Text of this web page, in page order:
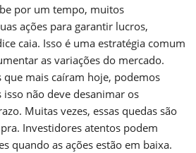
por um tempo, muitos
ações para garantir lucros,
caia. Isso é uma estratégia comum
as variações do mercado.
que mais caíram hoje, podemos
isso não deve desanimar os
Muitas vezes, essas quedas são
Investidores atentos podem
quando as ações estão em baixa.